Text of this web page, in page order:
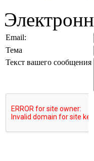
Email:
Тема
Текст вашего сообщения